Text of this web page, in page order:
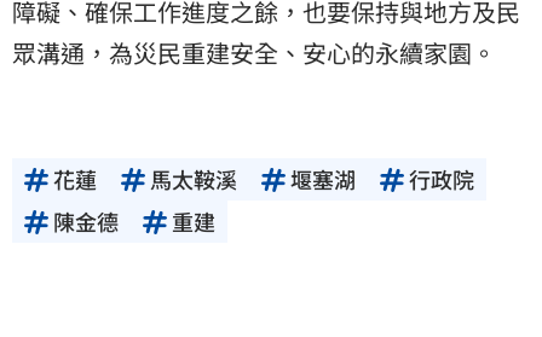
障礙、確保工作進度之餘，也要保持與地方及民
眾溝通，為災民重建安全、安心的永續家園。
花蓮 馬太鞍溪 堰塞湖
行政院
陳金德
重建